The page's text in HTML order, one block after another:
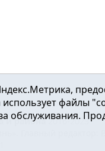
и района2016-2023
Главный редактор:
файлы
обслуживания.